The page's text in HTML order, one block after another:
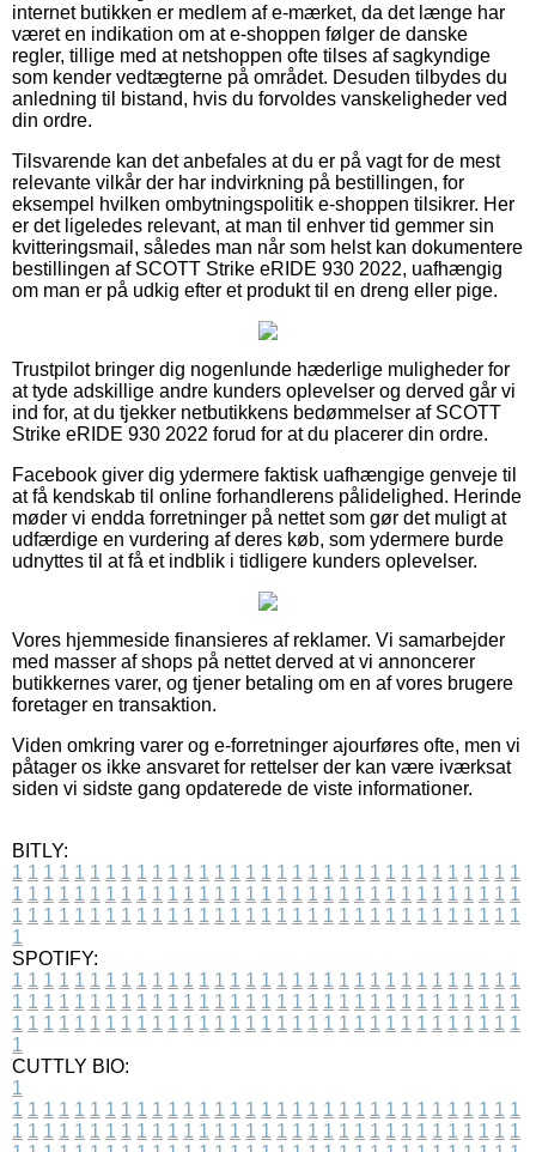
internet butikken er medlem af e-mærket, da det længe har
været en indikation om at e-shoppen følger de danske
regler, tillige med at netshoppen ofte tilses af sagkyndige
som kender vedtægterne på området. Desuden tilbydes du
anledning til bistand, hvis du forvoldes vanskeligheder ved
din ordre.
Tilsvarende kan det anbefales at du er på vagt for de mest
relevante vilkår der har indvirkning på bestillingen, for
eksempel hvilken ombytningspolitik e-shoppen tilsikrer. Her
er det ligeledes relevant, at man til enhver tid gemmer sin
kvitteringsmail, således man når som helst kan dokumentere
bestillingen af SCOTT Strike eRIDE 930 2022, uafhængig
om man er på udkig efter et produkt til en dreng eller pige.
Trustpilot bringer dig nogenlunde hæderlige muligheder for
at tyde adskillige andre kunders oplevelser og derved går vi
ind for, at du tjekker netbutikkens bedømmelser af SCOTT
Strike eRIDE 930 2022 forud for at du placerer din ordre.
Facebook giver dig ydermere faktisk uafhængige genveje til
at få kendskab til online forhandlerens pålidelighed. Herinde
møder vi endda forretninger på nettet som gør det muligt at
udfærdige en vurdering af deres køb, som ydermere burde
udnyttes til at få et indblik i tidligere kunders oplevelser.
Vores hjemmeside finansieres af reklamer. Vi samarbejder
med masser af shops på nettet derved at vi annoncerer
butikkernes varer, og tjener betaling om en af vores brugere
foretager en transaktion.
Viden omkring varer og e-forretninger ajourføres ofte, men vi
påtager os ikke ansvaret for rettelser der kan være iværksat
siden vi sidste gang opdaterede de viste informationer.
BITLY:
1 1 1 1 1 1 1 1 1 1 1 1 1 1 1 1 1 1 1 1 1 1 1 1 1 1 1 1 1 1 1 1 1
1 1 1 1 1 1 1 1 1 1 1 1 1 1 1 1 1 1 1 1 1 1 1 1 1 1 1 1 1 1 1 1 1
1 1 1 1 1 1 1 1 1 1 1 1 1 1 1 1 1 1 1 1 1 1 1 1 1 1 1 1 1 1 1 1 1
1
SPOTIFY:
1 1 1 1 1 1 1 1 1 1 1 1 1 1 1 1 1 1 1 1 1 1 1 1 1 1 1 1 1 1 1 1 1
1 1 1 1 1 1 1 1 1 1 1 1 1 1 1 1 1 1 1 1 1 1 1 1 1 1 1 1 1 1 1 1 1
1 1 1 1 1 1 1 1 1 1 1 1 1 1 1 1 1 1 1 1 1 1 1 1 1 1 1 1 1 1 1 1 1
1
CUTTLY BIO:
1
1 1 1 1 1 1 1 1 1 1 1 1 1 1 1 1 1 1 1 1 1 1 1 1 1 1 1 1 1 1 1 1 1
1 1 1 1 1 1 1 1 1 1 1 1 1 1 1 1 1 1 1 1 1 1 1 1 1 1 1 1 1 1 1 1 1